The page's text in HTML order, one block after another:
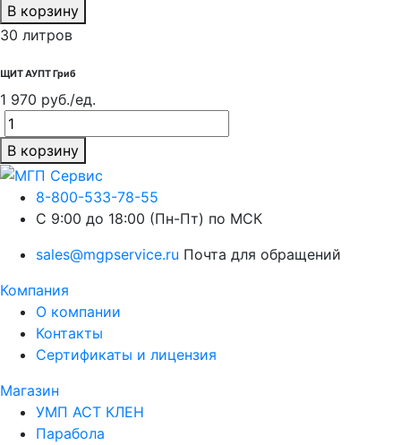
В корзину
30 литров
ЩИТ АУПТ Гриб
1 970 руб./ед.
В корзину
8-800-533-78-55
C 9:00 до 18:00 (Пн-Пт) по МСК
sales@mgpservice.ru Почта для обращений
Компания
О компании
Контакты
Сертификаты и лицензия
Магазин
УМП АСТ КЛЕН
Парабола